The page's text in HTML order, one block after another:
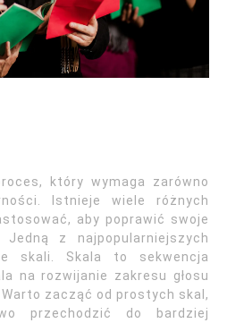
który wymaga zarówno
Istnieje wiele różnych
aby poprawić swoje
Jedną z najpopularniejszych
skali. Skala to sekwencja
na rozwijanie zakresu głosu
zacząć od prostych skal,
przechodzić do bardziej